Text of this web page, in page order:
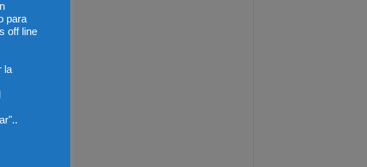
para
off line
la